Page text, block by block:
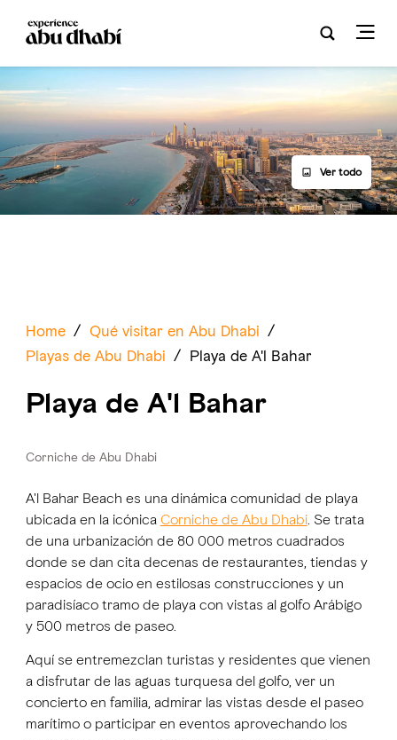
Ver todo
Home / Qué visitar en Abu Dhabi /
Playas de Abu Dhabi / Playa de A'l Bahar
Playa de A'l Bahar
Corniche de Abu Dhabi
A'l Bahar Beach es una dinámica comunidad de playa
ubicada en la icónica Corniche de Abu Dhabi. Se trata
de una urbanización de 80 000 metros cuadrados
donde se dan cita decenas de restaurantes, tiendas y
espacios de ocio en estilosas construcciones y un
paradisíaco tramo de playa con vistas al golfo Arábigo
y 500 metros de paseo.
Aquí se entremezclan turistas y residentes que vienen
a disfrutar de las aguas turquesa del golfo, ver un
concierto en familia, admirar las vistas desde el paseo
marítimo o participar en eventos aprovechando los